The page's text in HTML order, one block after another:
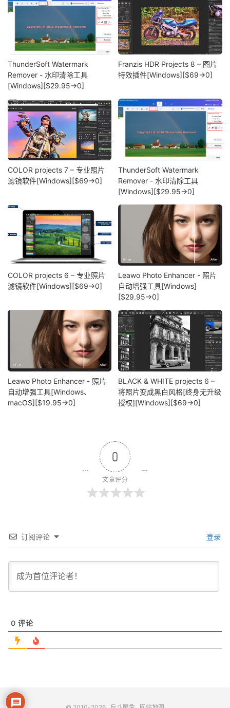
ThunderSoft Watermark
Remover - 水印清除工具
[Windows][$29.95→0]
Franzis HDR Projects 8 – 图片
特效插件[Windows][$69→0]
COLOR projects 7 – 专业照片
滤镜软件[Windows][$69→0]
ThunderSoft Watermark
Remover - 水印清除工具
[Windows][$29.95→0]
COLOR projects 6 – 专业照片
滤镜软件[Windows][$69→0]
Leawo Photo Enhancer - 照片
自动增强工具[Windows]
[$29.95→0]
Leawo Photo Enhancer - 照片
自动增强工具[Windows、
macOS][$19.95→0]
BLACK & WHITE projects 6 –
将照片变成黑白风格[终身无升级
授权][Windows][$69→0]
0
文章评分
订阅评论 登录
0 评论